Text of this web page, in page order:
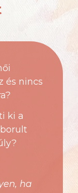
és nincs
ki a
ha